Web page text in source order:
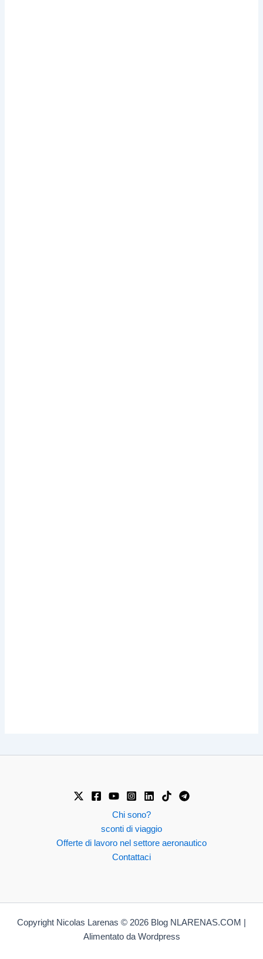
Chi sono?
sconti di viaggio
Offerte di lavoro nel settore aeronautico
Contattaci
Copyright Nicolas Larenas © 2026 Blog NLARENAS.COM |
Alimentato da Wordpress